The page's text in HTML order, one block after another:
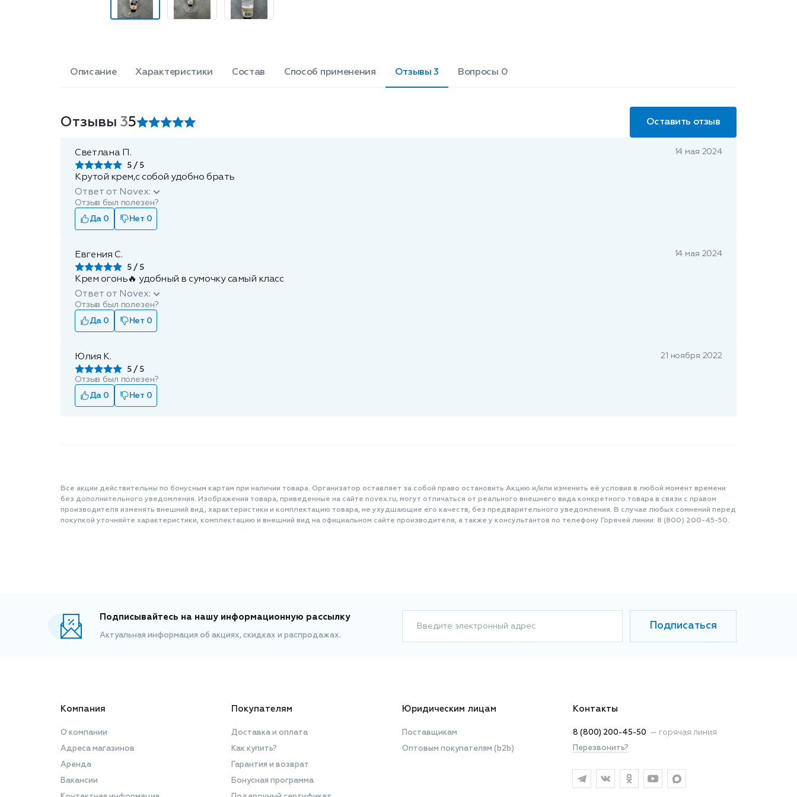
Описание Характеристики Состав Способ применения Отзывы 3 Вопросы 0
Отзывы 35 Оставить отзыв
Светлана П.
5
14 мая 2024
Крутой крем,с собой удобно брать
Ответ от Novex:
Отзыв был полезен?
Да 0
Нет 0
Евгения С.
5
14 мая 2024
Крем огонь🔥 удобный в сумочку самый класс
Ответ от Novex:
Отзыв был полезен?
Да 0
Нет 0
Юлия К.
5
21 ноября 2022
Отзыв был полезен?
Да 0
Нет 0
Все акции действительны по бонусным картам при наличии товара. Организатор оставляет за собой право остановить Акцию и/или изменить её условия в любой момент времени
без дополнительного уведомления. Изображения товара, приведенные на сайте novex.ru, могут отличаться от реального внешнего вида конкретного товара в связи с правом
производителя изменять внешний вид, характеристики и комплектацию товара, не ухудшающие его качеств, без предварительного уведомления. В случае любых сомнений перед
покупкой уточняйте характеристики, комплектацию и внешний вид на официальном сайте производителя, а также у консультантов по телефону Горячей линии: 8 (800) 200-45-50.
Подписывайтесь на нашу информационную рассылку
Актуальная информация об акциях, скидках и распродажах.
Введите электронный адрес Подписаться
Компания
О компании
Адреса магазинов
Аренда
Вакансии
Покупателям
Доставка и оплата
Как купить?
Гарантия и возврат
Бонусная программа
Юридическим лицам
Поставщикам
Оптовым покупателям (b2b)
Контакты
8 (800) 200-45-50 — горячая линия
Перезвонить?